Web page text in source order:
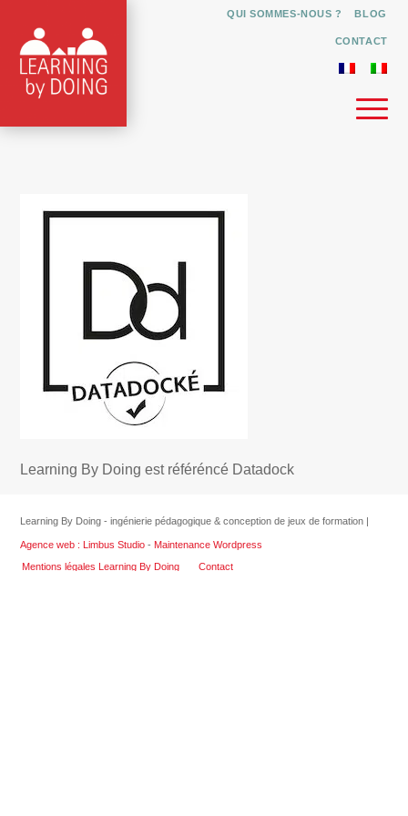
QUI SOMMES-NOUS ? BLOG
CONTACT
Learning By Doing est référéncé Datadock
Learning By Doing - ingénierie pédagogique & conception de jeux de formation |
Agence web : Limbus Studio - Maintenance Wordpress
Mentions légales Learning By Doing
Contact